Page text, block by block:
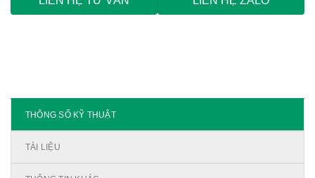
THÔNG SỐ KỸ THUẬT
TÀI LIỆU